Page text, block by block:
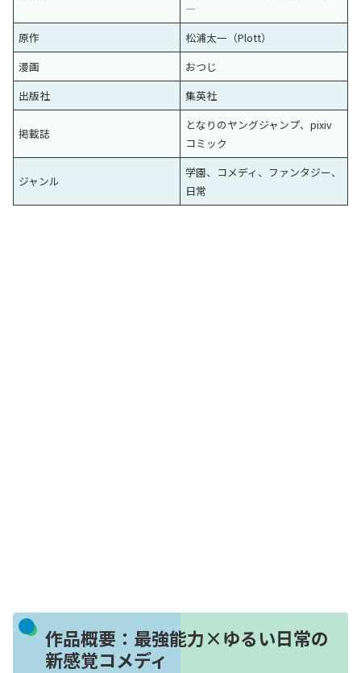
―
原作
松浦太一（Plott）
漫画
おつじ
出版社
集英社
掲載誌
となりのヤングジャンプ、pixiv
コミック
ジャンル
学園、コメディ、ファンタジー、
日常
作品概要：最強能力×ゆるい日常の
新感覚コメディ